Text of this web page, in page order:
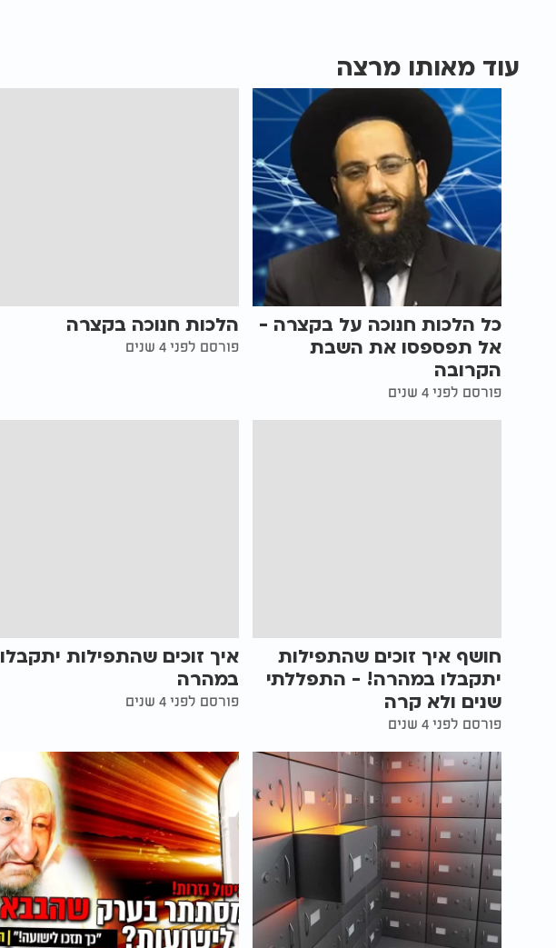
עוד מאותו מרצה
כל הלכות חנוכה על בקצרה -
אל תפספסו את השבת
הקרובה
פורסם לפני 4 שנים
הלכות חנוכה בקצרה
פורסם לפני 4 שנים
חושף איך זוכים שהתפילות
יתקבלו במהרה! - התפללתי
שנים ולא קרה
פורסם לפני 4 שנים
איך זוכים שהתפילות יתקבלו
במהרה
פורסם לפני 4 שנים